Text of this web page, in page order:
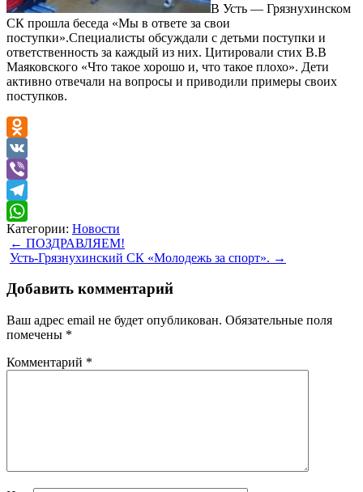
В Усть — Грязнухинском
СК прошла беседа «Мы в ответе за свои
поступки».Специалисты обсуждали с детьми поступки и
ответственность за каждый из них. Цитировали стих В.В
Маяковского «Что такое хорошо и, что такое плохо». Дети
активно отвечали на вопросы и приводили примеры своих
поступков.
Odnoklassniki
VK
Viber
Telegram
WhatsApp
Категории: Новости
Навигация
по
записи
← ПОЗДРАВЛЯЕМ!
Усть-Грязнухинский СК «Молодежь за спорт». →
Добавить комментарий
Ваш адрес email не будет опубликован. Обязательные поля
помечены *
Комментарий *